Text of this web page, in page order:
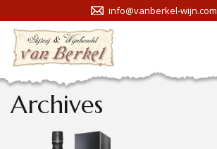
info@vanberkel-wijn.com
Archives